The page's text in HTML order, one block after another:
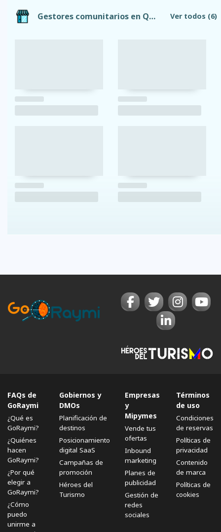
Gestores comunitarios en Quito Ver todos (6)
FAQs de
GoRaymi
¿Qué es
GoRaymi?
¿Quiénes
hacen
GoRaymi?
¿Por qué
elegir a
GoRaymi?
¿Cómo
puedo
unirme a
Gobiernos y
DMOs
Planificación de
destinos
Posicionamiento
digital SaaS
Campañas de
promoción
Héroes del
Turismo
Empresas
y
Mipymes
Vende tus
ofertas
Inbound
marketing
Planes de
publicidad
Gestión de
redes
sociales
Términos
de uso
Condiciones
de reservas
Políticas de
privacidad
Contenido
de marca
Políticas de
cookies